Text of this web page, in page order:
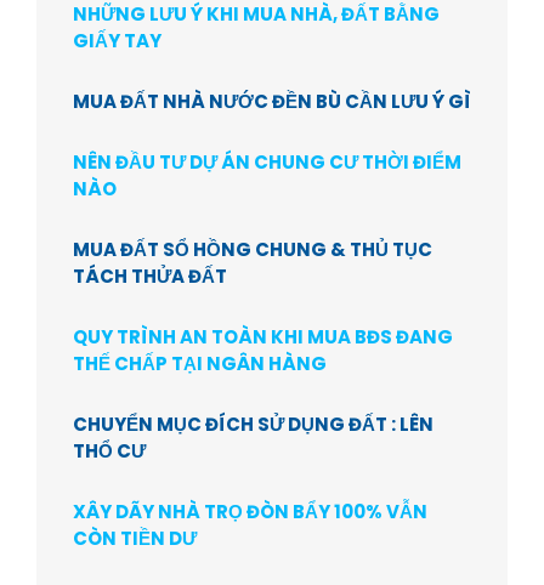
NHỮNG LƯU Ý KHI MUA NHÀ, ĐẤT BẰNG
GIẤY TAY
MUA ĐẤT NHÀ NƯỚC ĐỀN BÙ CẦN LƯU Ý GÌ
NÊN ĐẦU TƯ DỰ ÁN CHUNG CƯ THỜI ĐIỂM
NÀO
MUA ĐẤT SỔ HỒNG CHUNG & THỦ TỤC
TÁCH THỬA ĐẤT
QUY TRÌNH AN TOÀN KHI MUA BĐS ĐANG
THẾ CHẤP TẠI NGÂN HÀNG
CHUYỂN MỤC ĐÍCH SỬ DỤNG ĐẤT : LÊN
THỔ CƯ
XÂY DÃY NHÀ TRỌ ĐÒN BẨY 100% VẪN
CÒN TIỀN DƯ